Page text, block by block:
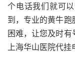
个电话我们就可
到，专业的黄牛跑
困难，让您及时
上海华山医院代